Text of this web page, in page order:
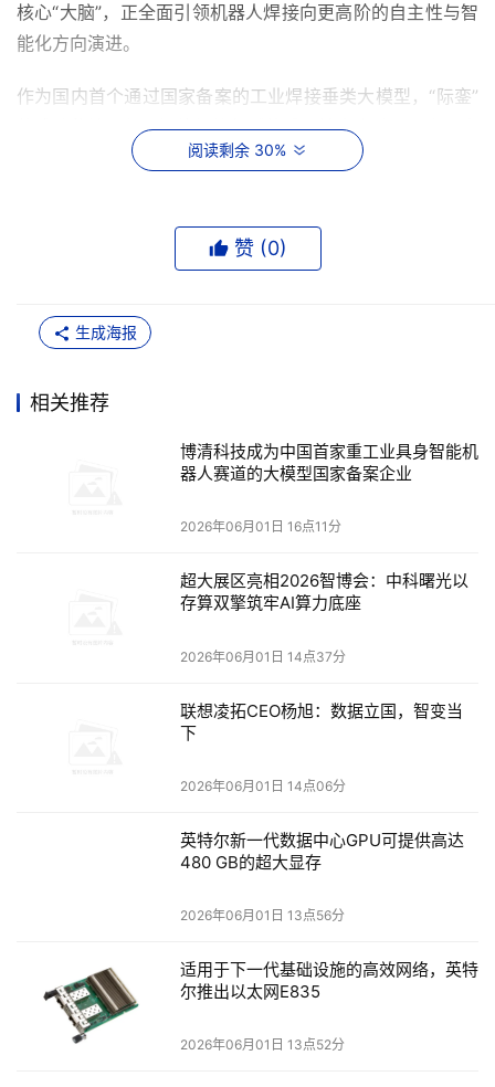
核心“大脑”，正全面引领机器人焊接向更高阶的自主性与智
能化方向演进。
作为国内首个通过国家备案的工业焊接垂类大模型，“际銮”
的成功落地不仅是智能焊接领域的重要技术突破，更为具身
智能技术在工业复杂场景中的应用提供了实践路径。依托多
结构、能源电力重型装备制造等领域实现应用。
家备案，是博清科技团队在焊接数据资产沉淀与智能化技术
持续投入迎来了关键突破。此次备案将助推博清科技立足工
未来，博清科技将持续深耕工业具身智能机器人赛道，不断
提升“际銮”焊接大模型能力，推动机器人、大模型与工业场
端装备制造产业智能化升级和高质量发展注入新动能。
阅读剩余 30%
，文章内容仅供参考，不构成投资建议。
赞 (0)
生成海报
相关推荐
博清科技成为中国首家重工业具身智能机
器人赛道的大模型国家备案企业
2026年06月01日 16点11分
超大展区亮相2026智博会：中科曙光以
存算双擎筑牢AI算力底座
2026年06月01日 14点37分
联想凌拓CEO杨旭：数据立国，智变当
下
2026年06月01日 14点06分
英特尔新一代数据中心GPU可提供高达
480 GB的超大显存
2026年06月01日 13点56分
适用于下一代基础设施的高效网络，英特
尔推出以太网E835
2026年06月01日 13点52分